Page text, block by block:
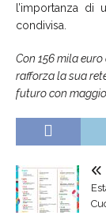
l’importanza di
condivisa.
Con 156 mila
rafforza la sua
futuro con